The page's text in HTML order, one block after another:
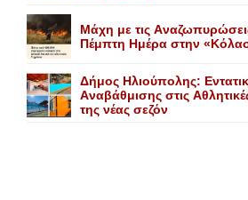
Mάχη με τις
Πέμπτη Hμέρα στην
Δήμος Ηλιούπολης:
Aναβάθμισης στις
της νέας σεζόν